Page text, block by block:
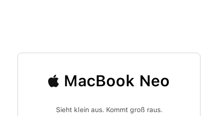
MacBook Neo
Sieht klein aus. Kommt groß raus.